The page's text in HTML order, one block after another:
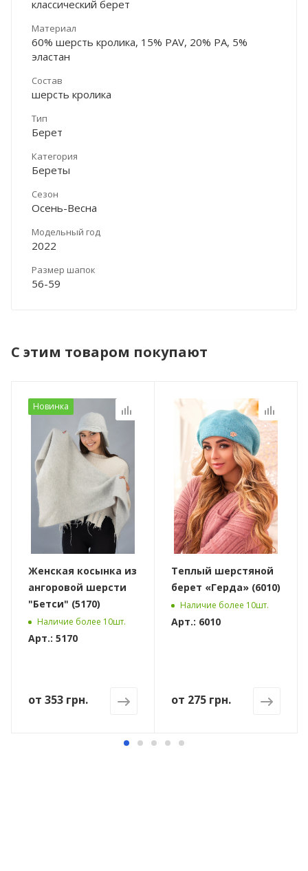
классический берет
Материал
60% шерсть кролика, 15% PAV, 20% PA, 5%
эластан
Состав
шерсть кролика
Тип
Берет
Категория
Береты
Сезон
Осень-Весна
Модельный год
2022
Размер шапок
56-59
С этим товаром покупают
Новинка
Женская косынка из
ангоровой шерсти
"Бетси" (5170)
Наличие более 10шт.
Арт.: 5170
от 353 грн.
Теплый шерстяной
берет «Герда» (6010)
Наличие более 10шт.
Арт.: 6010
от 275 грн.